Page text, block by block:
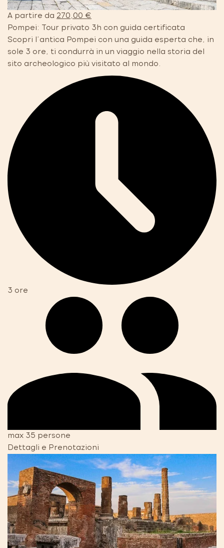
A partire da 270,00 €
Pompei: Tour privato 3h con guida certificata
Scopri l'antica Pompei con una guida esperta che, in
sole 3 ore, ti condurrà in un viaggio nella storia del
sito archeologico più visitato al mondo.
3 ore
max 35 persone
Dettagli e Prenotazioni